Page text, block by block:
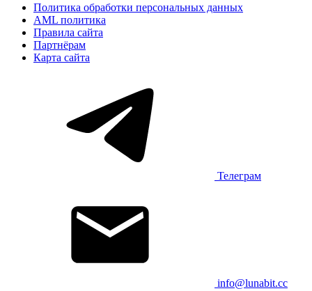
Политика обработки персональных данных
AML политика
Правила сайта
Партнёрам
Карта сайта
Телеграм
info@lunabit.cc